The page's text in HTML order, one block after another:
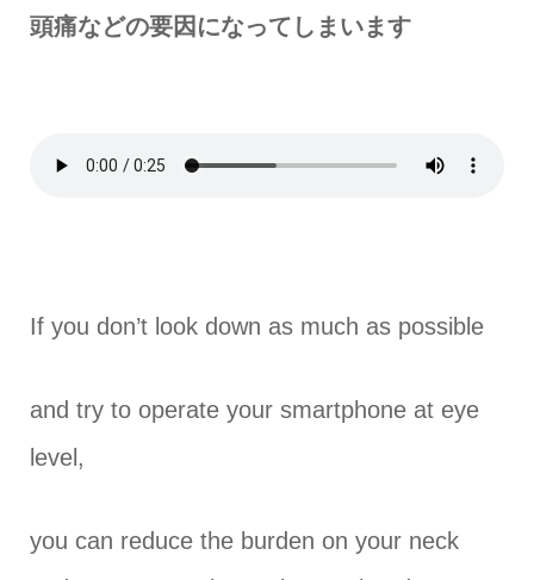
頭痛などの要因になってしまいます
If you don’t look down as much as possible
and try to operate your smartphone at eye
level,
you can reduce the burden on your neck